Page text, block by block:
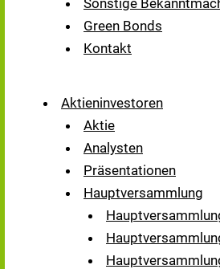
Sonstige
Green Bonds
Kontakt
Aktieninvestoren
Aktie
Analysten
Präsentationen
Hauptversammlung